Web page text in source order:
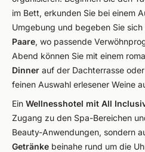
im Bett, erkunden Sie bei einem
Umgebung und begeben Sie
Paare, wo passende
Abend können Sie mit einem
Dinner auf der Dachterrasse
feinen Auswahl erlesener Weine
Ein Wellnesshotel mit All
Zugang zu den Spa-Bereichen
Beauty-Anwendungen, sondern
Getränke beinahe rund um die